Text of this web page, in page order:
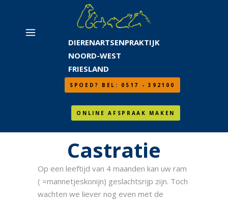
DIERENARTSENPRAKTIJK
NOORD-WEST
FRIESLAND
SPOED? BEL: 0517 - 392100
ONLINE AFSPRAAK MAKEN
Castratie
Op een leeftijd van 4 maanden kan uw ram
( =mannetjeskonijn) geslachtsrijp zijn. Toch
wachten we liever nog even met de